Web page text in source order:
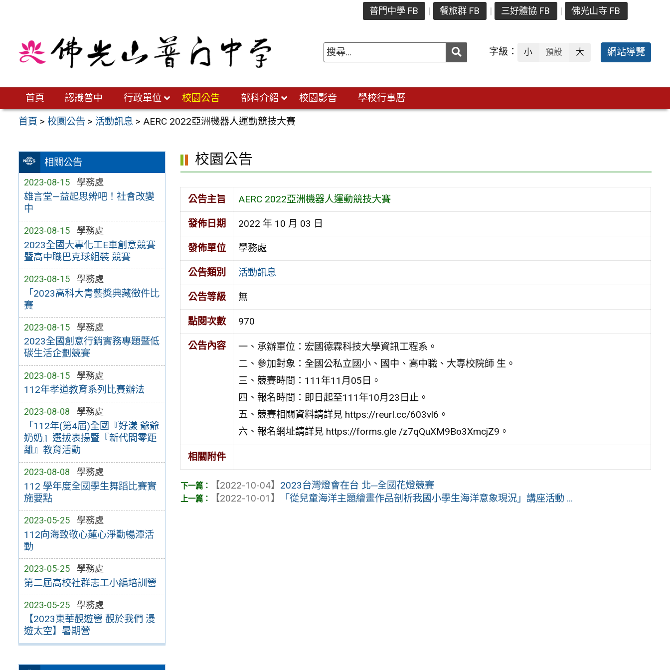
普門中學 FB 餐旅群 FB 三好體協 FB 佛光山寺 FB
送出 字級： 小 預設 大 網站導覽
首頁 認識普中 行政單位 校園公告 部科介紹 校園影音 學校行事曆
首頁 >校園公告 > 活動訊息 > AERC 2022亞洲機器人運動競技大賽
相關公告
2023-08-15 學務處
雄言堂—益起思辨吧！社會改變
中
2023-08-15 學務處
2023全國大專化工E車創意競賽
暨高中職巴克球組裝 競賽
2023-08-15 學務處
「2023高科大青藝獎典藏徵件比
賽
2023-08-15 學務處
2023全國創意行銷實務專題暨低
碳生活企劃競賽
2023-08-15 學務處
112年孝道教育系列比賽辦法
2023-08-08 學務處
「112年(第4屆)全國『好漾 爺爺
奶奶』選拔表揚暨『新代間零距
離』教育活動
2023-08-08 學務處
112 學年度全國學生舞蹈比賽實
施要點
2023-05-25 學務處
112向海致敬心蓮心淨勤暢潭活
動
2023-05-25 學務處
第二屆高校社群志工小編培訓營
2023-05-25 學務處
【2023東華觀遊營 觀於我們 漫
遊太空】暑期營
校園公告
公告主旨 AERC 2022亞洲機器人運動競技大賽
發佈日期 2022 年 10 月 03 日
發佈單位 學務處
公告類別 活動訊息
公告等級 無
點閱次數 970
公告內容
一、承辦單位：宏國德霖科技大學資訊工程系。
二、參加對象：全國公私立國小、國中、高中職、大專校院師 生。
三、競賽時間：111年11月05日。
四、報名時間：即日起至111年10月23日止。
五、競賽相關資料請詳見 https://reurl.cc/603vl6。
六、報名網址請詳見 https://forms.gle /z7qQuXM9Bo3XmcjZ9。
相關附件
【2022-10-04】 2023台灣燈會在台 北─全國花燈競賽
【2022-10-01】
「從兒童海洋主題繪畫作品剖析我國小學生海洋意象現況」講座活動 ...